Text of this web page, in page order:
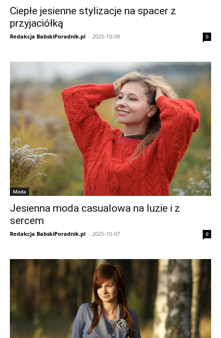
Ciepłe jesienne stylizacje na spacer z
przyjaciółką
Redakcja BabskiPoradnik.pl - 2025-10-08 0
Moda
Jesienna moda casualowa na luzie i z
sercem
Redakcja BabskiPoradnik.pl - 2025-10-07 0